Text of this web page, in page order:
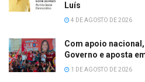
Luís
4 DE AGOSTO DE 2026
Com apoio
Governo e aposta
1 DE AGOSTO DE 2026